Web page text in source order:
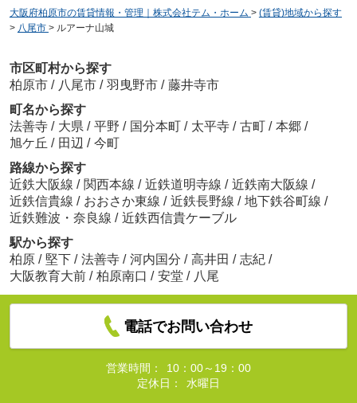
大阪府柏原市の賃貸情報・管理｜株式会社テム・ホーム > (賃貸)地域から探す
> 八尾市 > ルアーナ山城
市区町村から探す
柏原市 / 八尾市 / 羽曳野市 / 藤井寺市
町名から探す
法善寺 / 大県 / 平野 / 国分本町 / 太平寺 / 古町 / 本郷 /
旭ケ丘 / 田辺 / 今町
路線から探す
近鉄大阪線 / 関西本線 / 近鉄道明寺線 / 近鉄南大阪線 /
近鉄信貴線 / おおさか東線 / 近鉄長野線 / 地下鉄谷町線 /
近鉄難波・奈良線 / 近鉄西信貴ケーブル
駅から探す
柏原 / 堅下 / 法善寺 / 河内国分 / 高井田 / 志紀 /
大阪教育大前 / 柏原南口 / 安堂 / 八尾
電話でお問い合わせ
営業時間：
10：00～19：00
定休日：
水曜日